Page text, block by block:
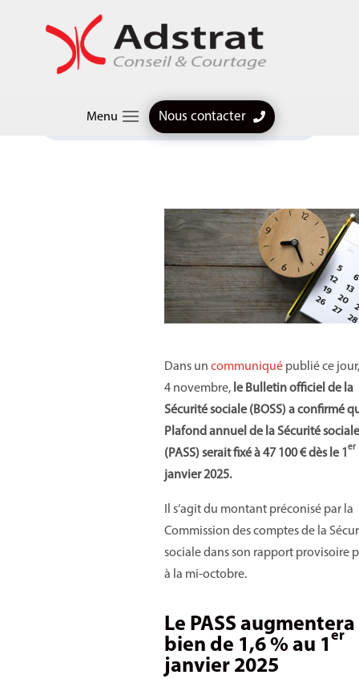
Menu Nous contacter
Articles professionnels
C’est officiel, le PASS s’établira bien à 47 100 € au 1er
Dans un communiquépublié ce
4 novembre, le Bulletin officiel de la
Sécurité sociale (BOSS) a confirmé
Plafond annuel de la Sécurité sociale
(PASS) serait fixé à 47 100 € dès le 1er
janvier 2025.
Il s’agit du montant préconisé par la
Commission des comptes de la
sociale dans son rapport provisoire
à la mi-octobre.
Le PASS augmentera
bien de 1,6 % au 1 er
janvier 2025